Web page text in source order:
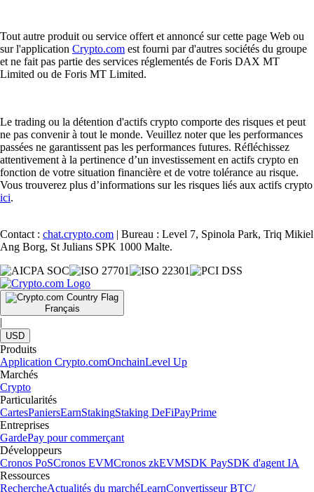
Tout autre produit ou service offert et annoncé sur cette page Web ou
sur l'application Crypto.com est fourni par d'autres sociétés du groupe
et ne fait pas partie des services réglementés de Foris DAX MT
Limited ou de Foris MT Limited.
Le trading ou la détention d'actifs crypto comporte des risques et peut
ne pas convenir à tout le monde. Veuillez noter que les performances
passées ne garantissent pas les performances futures. Réfléchissez
attentivement à la pertinence d’un investissement en actifs crypto en
fonction de votre situation financière et de votre tolérance au risque.
Vous trouverez plus d’informations sur les risques liés aux actifs crypto
ici.
Contact : chat.crypto.com | Bureau : Level 7, Spinola Park, Triq Mikiel
Ang Borg, St Julians SPK 1000 Malte.
Français
|
USD
Produits
Application Crypto.comOnchainLevel Up
Marchés
Crypto
Particularités
CartesPaniersEarnStakingStaking DeFiPayPrime
Entreprises
GardePay pour commerçant
Développeurs
Cronos PoSCronos EVMCronos zkEVMSDK PaySDK d'agent IA
Ressources
RechercheActualités du marchéLearnConvertisseur BTC/